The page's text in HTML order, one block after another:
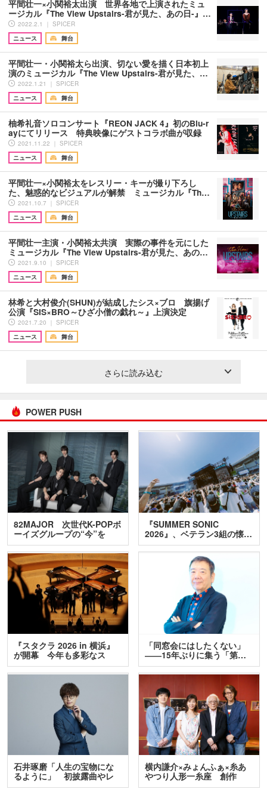
平間壮一×小関裕太出演 世界各地で上演されたミュ
ージカル『The View Upstairs-君が見た、あの日-』…
2022.2.1 ｜ SPICER
ニュース
舞台
平間壮一・小関裕太ら出演、切ない愛を描く日本初上
演のミュージカル『The View Upstairs-君が見た、…
2022.1.21 ｜ SPICER
ニュース
舞台
柚希礼音ソロコンサート『REON JACK 4』初のBlu-r
ayにてリリース 特典映像にゲストコラボ曲が収録
2021.11.22 ｜ SPICER
ニュース
舞台
平間壮一×小関裕太をレスリー・キーが撮り下ろし
た、魅惑的なビジュアルが解禁 ミュージカル『Th…
2021.10.7 ｜ SPICER
ニュース
舞台
平間壮一主演・小関裕太共演 実際の事件を元にした
ミュージカル『The View Upstairs-君が見た、あの…
2021.9.10 ｜ SPICER
ニュース
舞台
林希と大村俊介(SHUN)が結成したシス×ブロ 旗揚げ
公演『SIS×BRO～ひざ小僧の戯れ～』上演決定
2021.7.20 ｜ SPICER
ニュース
舞台
さらに読み込む
POWER PUSH
82MAJOR 次世代K-POPボ
ーイズグループの“今”を
訊…
『SUMMER SONIC
2026』、ベテラン3組の懐…
『スタクラ 2026 in 横浜』
が開幕 今年も多彩なス
テ…
「同窓会にはしたくない」
――15年ぶりに集う「第…
石井琢磨「人生の宝物にな
るように」 初披露曲やレ
ア…
横内謙介×みょんふぁ×糸あ
やつり人形一糸座 創作
人…